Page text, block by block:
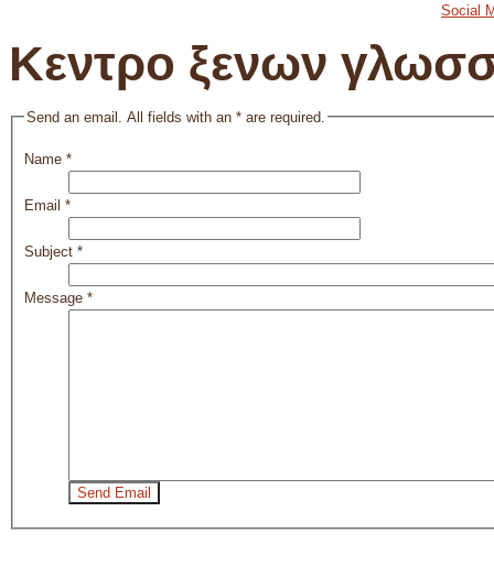
Social
Κεντρο ξενων
Send an email. All fields with an * are required.
Name*
Email *
Subject*
Message*
Send Email